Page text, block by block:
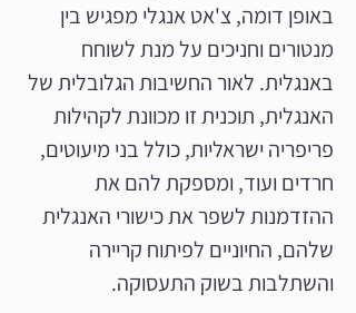
באופן דומה, צ'אט אנגלי מפגיש בין
מנטורים וחניכים על מנת לשוחח
באנגלית. לאור החשיבות הגלובלית של
האנגלית, תוכנית זו מכוונת לקהילות
פריפריה ישראליות, כולל בני מיעוטים,
חרדים ועוד, ומספקת להם את
ההזדמנות לשפר את כישורי האנגלית
שלהם, החיוניים לפיתוח קריירה
והשתלבות בשוק התעסוקה.